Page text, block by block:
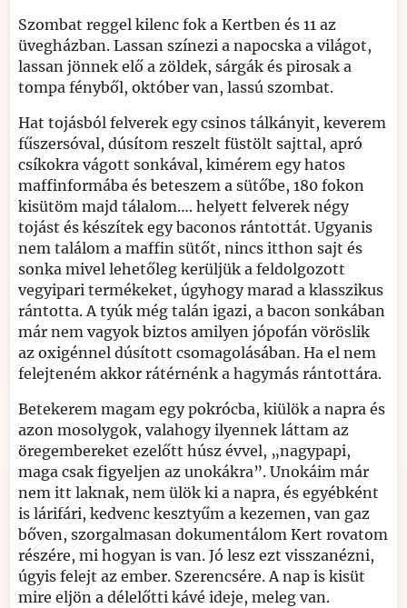
Szombat reggel kilenc fok a Kertben és 11 az
üvegházban. Lassan színezi a napocska a világot,
lassan jönnek elő a zöldek, sárgák és pirosak a
tompa fényből, október van, lassú szombat.
Hat tojásból felverek egy csinos tálkányit, keverem
fűszersóval, dúsítom reszelt füstölt sajttal, apró
csíkokra vágott sonkával, kimérem egy hatos
maffinformába és beteszem a sütőbe, 180 fokon
kisütöm majd tálalom…. helyett felverek négy
tojást és készítek egy baconos rántottát. Ugyanis
nem találom a maffin sütőt, nincs itthon sajt és
sonka mivel lehetőleg kerüljük a feldolgozott
vegyipari termékeket, úgyhogy marad a klasszikus
rántotta. A tyúk még talán igazi, a bacon sonkában
már nem vagyok biztos amilyen jópofán vöröslik
az oxigénnel dúsított csomagolásában. Ha el nem
felejteném akkor rátérnénk a hagymás rántottára.
Betekerem magam egy pokrócba, kiülök a napra és
azon mosolygok, valahogy ilyennek láttam az
öregembereket ezelőtt húsz évvel, „nagypapi,
maga csak figyeljen az unokákra”. Unokáim már
nem itt laknak, nem ülök ki a napra, és egyébként
is lárifári, kedvenc kesztyűm a kezemen, van gaz
bőven, szorgalmasan dokumentálom Kert rovatom
részére, mi hogyan is van. Jó lesz ezt visszanézni,
úgyis felejt az ember. Szerencsére. A nap is kisüt
mire eljön a délelőtti kávé ideje, meleg van.